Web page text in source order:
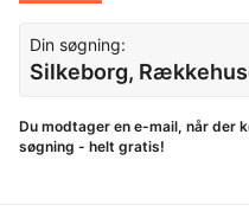
Din søgning:
Silkeborg,
Du modtager en e-mail, når der
søgning - helt gratis!